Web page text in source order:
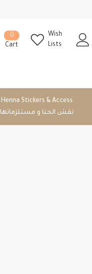
0
Cart
Wish
Lists
Henna Stickers & Access
نقش الحنا و مستلزماتها